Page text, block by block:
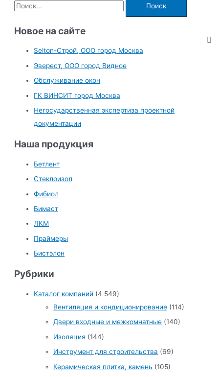
о
иНовое на сайте
Selton-Строй, OOO город Москва
Эверест, ООО город Видное
Обслуживание окон
ГК ВИНСИТ город Москва
Негосударственная экспертиза проектной
документации
Наша продукция
Бетлент
Стеклоизол
Фибиол
Бимаст
ЛКМ
Праймеры
Бистэлон
Рубрики
Каталог компаний (4 549)
Вентиляция и кондиционирование (114)
Двери входные и межкомнатные (140)
Изоляция (144)
Инструмент для строительства (69)
Керамическая плитка, камень (105)